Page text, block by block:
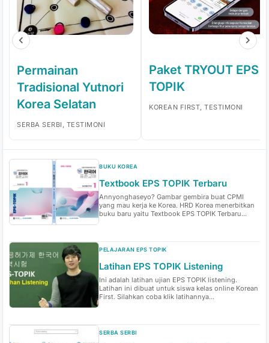
Permainan
Tradisional Yutnori
Korea Selatan
SERBA SERBI, TESTIMONI
Paket TRYOUT EPS
TOPIK
KOREAN FIRST, TESTIMONI
BUKU KOREA
Textbook EPS TOPIK Terbaru
Annyonghaseyo? Gambar gembira buat CPMI
yang mau kerja ke Korea. HRD Korea menerbitkan
buku baru yaitu Textbook EPS TOPIK Terbaru...
PELAJARAN EPS TOPIK
Latihan EPS TOPIK Listening
Ini adalah latihan ujian EPS TOPIK listening.
Latihan ini dibuat untuk siswa kelas online Korean
First. Silahkan coba klik latihannya...
SERBA SERBI